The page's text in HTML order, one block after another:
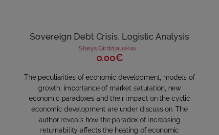
Sovereign Debt Crisis. Logistic Analysis
Stasys Girdzijauskas
0.00€
The peculiarities of economic development, models of
growth, importance of market saturation, new
economic paradoxes and their impact on the cyclic
economic development are under discussion. The
author reveals how the paradox of increasing
returnability affects the heating of economic